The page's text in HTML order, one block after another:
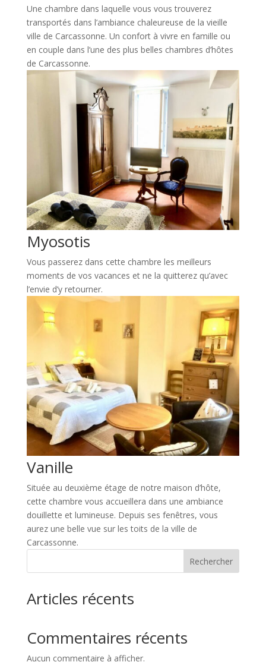
Une chambre dans laquelle vous vous trouverez
transportés dans l’ambiance chaleureuse de la vieille
ville de Carcassonne. Un confort à vivre en famille ou
en couple dans l’une des plus belles chambres d’hôtes
de Carcassonne.
Myosotis
Vous passerez dans cette chambre les meilleurs
moments de vos vacances et ne la quitterez qu’avec
l’envie d’y retourner.
Vanille
Située au deuxième étage de notre maison d’hôte,
cette chambre vous accueillera dans une ambiance
douillette et lumineuse. Depuis ses fenêtres, vous
aurez une belle vue sur les toits de la ville de
Carcassonne.
Rechercher
Articles récents
Commentaires récents
Aucun commentaire à afficher.